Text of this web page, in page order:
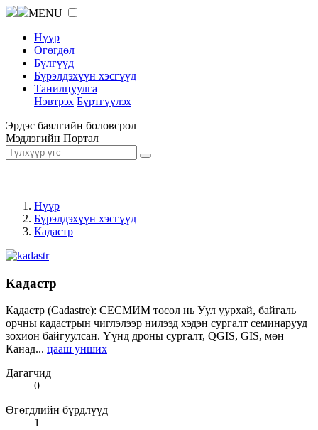
MENU
Нүүр
Өгөгдөл
Бүлгүүд
Бүрэлдэхүүн хэсгүүд
Танилцуулга
Нэвтрэх Бүртгүүлэх
Эрдэс баялгийн боловсрол
Мэдлэгийн Портал
Нүүр
Бүрэлдэхүүн хэсгүүд
Кадастр
Кадастр
Кадастр (Cadastre): СЕСМИМ төсөл нь Уул уурхай, байгаль
орчны кадастрын чиглэлээр нилээд хэдэн сургалт семинарууд
зохион байгуулсан. Үүнд дроны сургалт, QGIS, GIS, мөн
Канад... цааш унших
Дагагчид
0
Өгөгдлийн бүрдлүүд
1